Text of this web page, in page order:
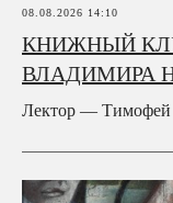
08.08.2026 14:10
КНИЖНЫЙ
ВЛАДИМИРА
Лектор —